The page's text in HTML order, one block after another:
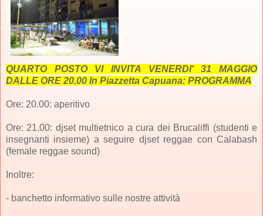
QUARTO POSTO VI INVITA VENERDI' 31 MAGGIO
DALLE ORE 20.00 In Piazzetta Capuana: PROGRAMMA
Ore: 20.00: aperitivo
Ore: 21.00: djset multietnico a cura dei Brucaliffi (studenti e
insegnanti insieme) a seguire djset reggae con Calabash
(female reggae sound)
Inoltre:
- banchetto informativo sulle nostre attività